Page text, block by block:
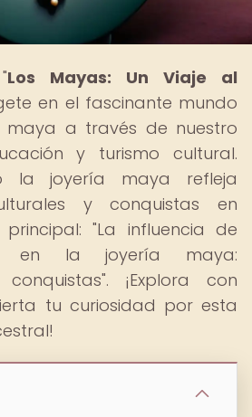
Los Mayas: Un Viaje al
en el fascinante mundo
maya a través de nuestro
y turismo cultural.
la joyería maya refleja
y conquistas en
"La influencia de
en la joyería maya:
¡Explora con
tu curiosidad por esta